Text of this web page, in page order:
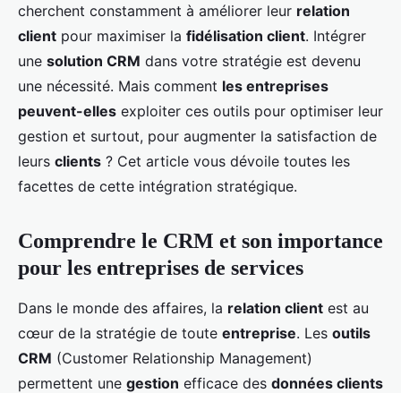
cherchent constamment à améliorer leur relation
client pour maximiser la fidélisation client. Intégrer
une solution CRM dans votre stratégie est devenu
une nécessité. Mais comment les entreprises
peuvent-elles exploiter ces outils pour optimiser leur
gestion et surtout, pour augmenter la satisfaction de
leurs clients ? Cet article vous dévoile toutes les
facettes de cette intégration stratégique.
Comprendre le CRM et son importance
pour les entreprises de services
Dans le monde des affaires, la relation client est au
cœur de la stratégie de toute entreprise. Les outils
CRM (Customer Relationship Management)
permettent une gestion efficace des données clients